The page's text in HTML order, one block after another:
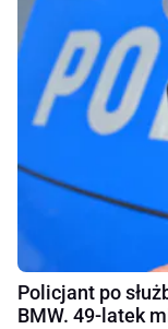
Policjant po
BMW. 49-latek